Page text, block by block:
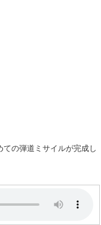
の弾道ミサイルが完成し